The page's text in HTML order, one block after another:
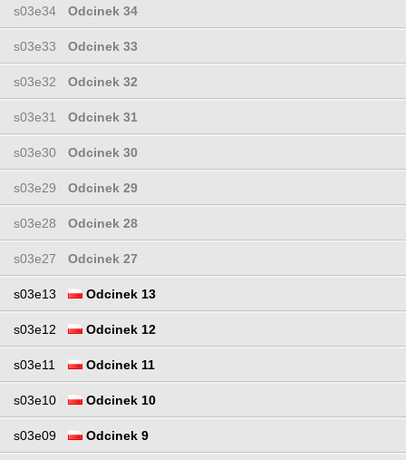
s03e34 Odcinek 34
s03e33 Odcinek 33
s03e32 Odcinek 32
s03e31 Odcinek 31
s03e30 Odcinek 30
s03e29 Odcinek 29
s03e28 Odcinek 28
s03e27 Odcinek 27
s03e13 Odcinek 13
s03e12 Odcinek 12
s03e11 Odcinek 11
s03e10 Odcinek 10
s03e09 Odcinek 9